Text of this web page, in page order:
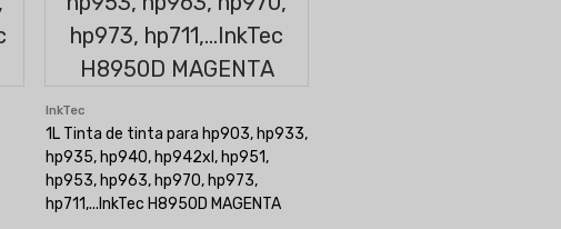
InkTec
1L Tinta de tinta para hp903, hp933,
hp935, hp940, hp942xl, hp951,
hp953, hp963, hp970, hp973,
hp711,...InkTec H8950D MAGENTA